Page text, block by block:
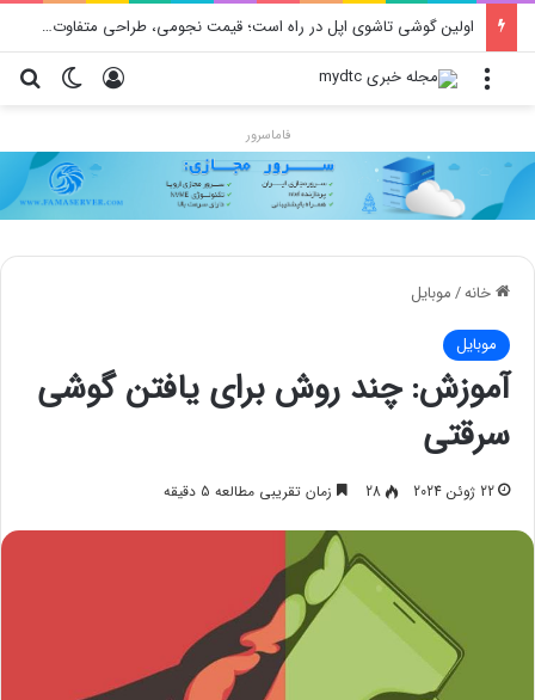
اولین گوشی تاشوی اپل در راه است؛ قیمت نجومی، طراحی متفاوت و زمان رونمایی احتمالی
تغییر ورود منو
فاماسرور
خانه/موبایل
موبایل
آموزش: چند روش برای یافتن گوشی
سرقتی
22 ژوئن 2024 28 زمان تقریبی مطالعه 5 دقیقه